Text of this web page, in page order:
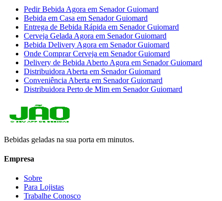
Pedir Bebida Agora em Senador Guiomard
Bebida em Casa em Senador Guiomard
Entrega de Bebida Rápida em Senador Guiomard
Cerveja Gelada Agora em Senador Guiomard
Bebida Delivery Agora em Senador Guiomard
Onde Comprar Cerveja em Senador Guiomard
Delivery de Bebida Aberto Agora em Senador Guiomard
Distribuidora Aberta em Senador Guiomard
Conveniência Aberta em Senador Guiomard
Distribuidora Perto de Mim em Senador Guiomard
Bebidas geladas na sua porta em minutos.
Empresa
Sobre
Para Lojistas
Trabalhe Conosco